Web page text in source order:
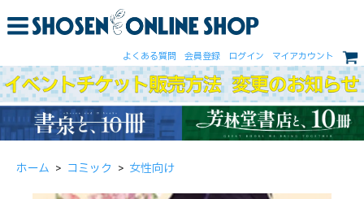
よくある質問 会員登録 ログイン マイアカウント
ホーム > コミック > 女性向け